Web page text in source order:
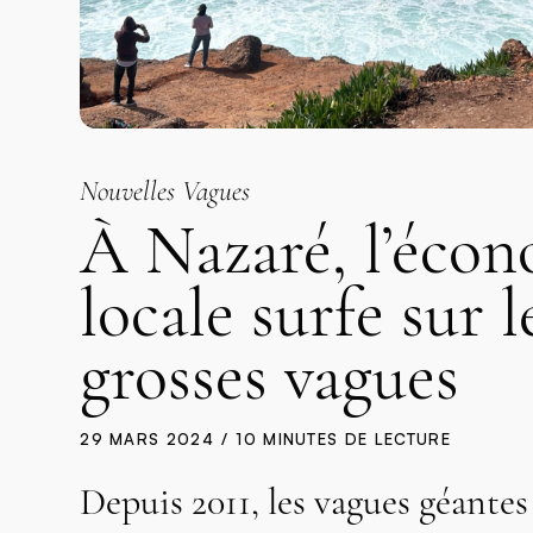
Nouvelles Vagues
À Nazaré,
locale surfe sur
grosses vagues
29 MARS 2024 10 MINUTES DE LECTURE
Depuis 2011, les vagues